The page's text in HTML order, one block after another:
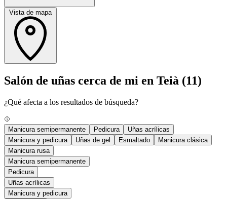
Vista de mapa
Salón de uñas cerca de mi en Teià (11)
¿Qué afecta a los resultados de búsqueda?
Manicura semipermanente Pedicura
Uñas acrílicas
Manicura y pedicura
Uñas de gel Esmaltado
Manicura clásica
Manicura rusa
Manicura semipermanente
Pedicura
Uñas acrílicas
Manicura y pedicura